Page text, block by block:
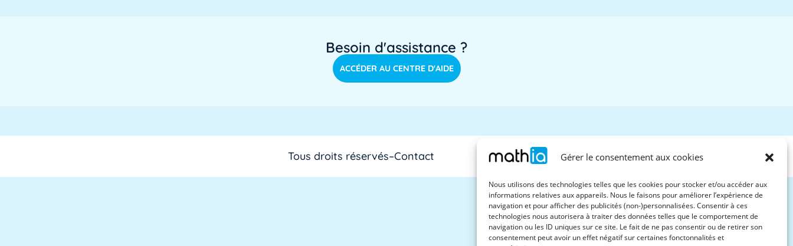
Gérer le consentement aux cookies
Nous utilisons des technologies telles que les cookies pour stocker et/ou accéder aux
informations relatives aux appareils. Nous le faisons pour améliorer l’expérience de
navigation et pour afficher des publicités (non-)personnalisées. Consentir à ces
technologies nous autorisera à traiter des données telles que le comportement de
navigation ou les ID uniques sur ce site. Le fait de ne pas consentir ou de retirer son
consentement peut avoir un effet négatif sur certaines fonctonnalités et
Besoin d'assistance ?
ACCÉDER AU CENTRE D'AIDE
Tous droits réservés–Contact